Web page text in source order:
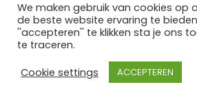
een we make it
We maken gebruik van cookies op
de beste website ervaring te
''accepteren'' te klikken sta je ons
te traceren.
Cookie settings
ACCEPTEREN